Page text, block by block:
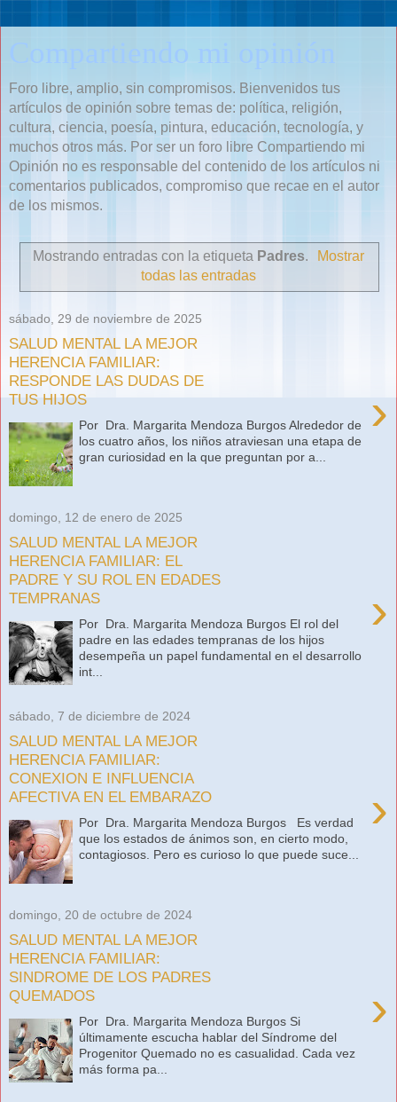
Compartiendo mi opinión
Foro libre, amplio, sin compromisos. Bienvenidos tus
artículos de opinión sobre temas de: política, religión,
cultura, ciencia, poesía, pintura, educación, tecnología, y
muchos otros más. Por ser un foro libre Compartiendo mi
Opinión no es responsable del contenido de los artículos ni
comentarios publicados, compromiso que recae en el autor
de los mismos.
Mostrando entradas con la etiqueta Padres.
Mostrar
todas las entradas
sábado, 29 de noviembre de 2025
SALUD MENTAL LA MEJOR
HERENCIA FAMILIAR:
RESPONDE LAS DUDAS DE
TUS HIJOS
›
Por Dra. Margarita Mendoza Burgos Alrededor de
los cuatro años, los niños atraviesan una etapa de
gran curiosidad en la que preguntan por a...
domingo, 12 de enero de 2025
SALUD MENTAL LA MEJOR
HERENCIA FAMILIAR: EL
PADRE Y SU ROL EN EDADES
TEMPRANAS
›
Por Dra. Margarita Mendoza Burgos El rol del
padre en las edades tempranas de los hijos
desempeña un papel fundamental en el desarrollo
int...
sábado, 7 de diciembre de 2024
SALUD MENTAL LA MEJOR
HERENCIA FAMILIAR:
CONEXION E INFLUENCIA
AFECTIVA EN EL EMBARAZO
›
Por Dra. Margarita Mendoza Burgos Es verdad
que los estados de ánimos son, en cierto modo,
contagiosos. Pero es curioso lo que puede suce...
domingo, 20 de octubre de 2024
SALUD MENTAL LA MEJOR
HERENCIA FAMILIAR:
SINDROME DE LOS PADRES
QUEMADOS
›
Por Dra. Margarita Mendoza Burgos Si
últimamente escucha hablar del Síndrome del
Progenitor Quemado no es casualidad. Cada vez
más forma pa...